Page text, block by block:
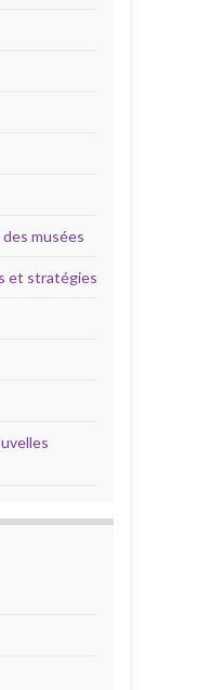
musées
et stratégies